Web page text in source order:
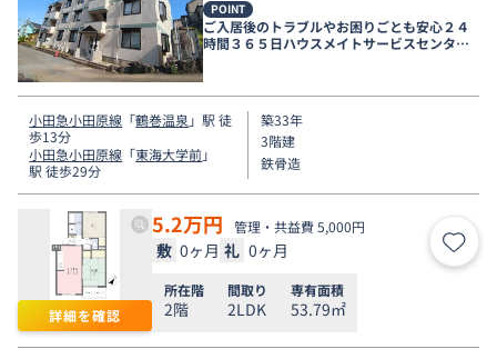
POINT
ご入居後のトラブルやお困りごとも安心２４
時間３６５日ハウスメイトサービスセンター
電話受付対応。
小田急小田原線 「鶴巻温泉 」駅 徒
歩13分
小田急小田原線 「東海大学前」
駅 徒歩29分
築33年
3階建
鉄骨造
詳細を確認
5.2万円 管理・共益費 5,000円
敷 0ヶ月 礼 0ヶ月 お気
所在階
2階
間取り
2LDK
専有面積
53.79㎡